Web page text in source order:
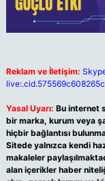
Reklam ve İletişim:
Yasal Uyarı: Bu internet
bir marka, kurum veya
hiçbir bağlantısı
Sitede yalnızca kendi
makaleler
alan içerikler haber